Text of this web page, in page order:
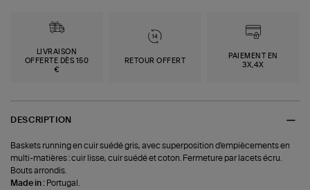
LIVRAISON
OFFERTE DÈS 150
€
RETOUR OFFERT
PAIEMENT EN
3X,4X
DESCRIPTION
Baskets running en cuir suédé gris, avec superposition d'empiècements en
multi-matières : cuir lisse, cuir suédé et coton. Fermeture par lacets écru.
Bouts arrondis.
Made in : Portugal.